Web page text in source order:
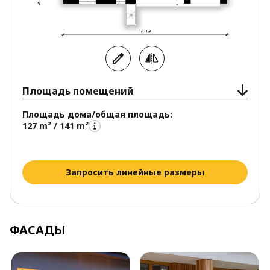
станет гармоничным выбором, сочетающим
проверенные временем решения с современными
стандартами комфорта. Альтернативные варианты
в стиле хай-тек также представлены в каталоге
проектов, отличающихся надежностью, качеством
и функциональной планировкой.
Площадь помещений
Площадь дома/общая площадь:
127 m² / 141 m²
Запросить линейные размеры
ФАСАДЫ